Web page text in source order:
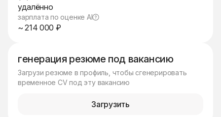
генерация резюме под вакансию
Загрузи резюме в профиль, чтобы сгенерировать
временное CV под эту вакансию
Загрузить
удалённо
зарплата по оценке AI
~ 214 000 ₽